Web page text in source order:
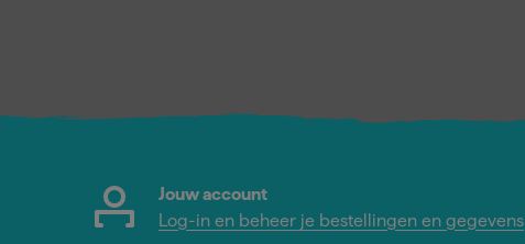
Jouw account
Log-in en beheer je bestellingen en gegevens